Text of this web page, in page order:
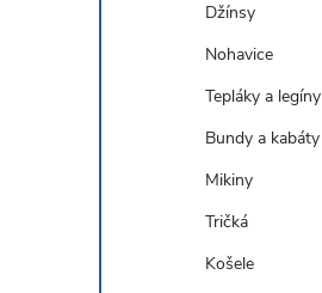
Džínsy
Nohavice
Tepláky a legíny
Bundy a kabáty
Mikiny
Tričká
Košele